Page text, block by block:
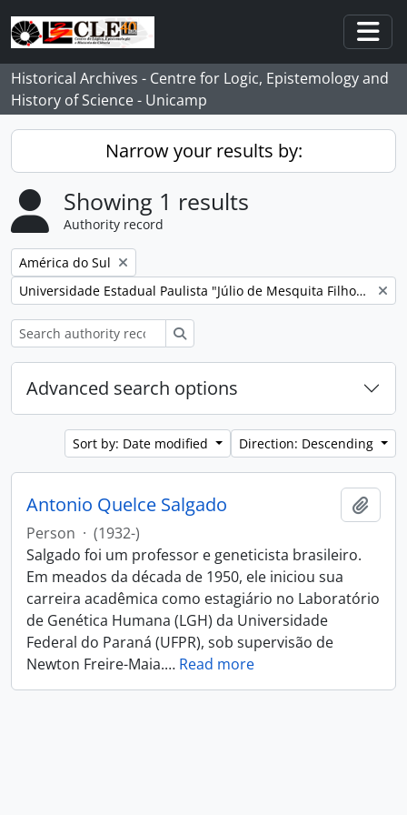
Skip to main content
Historical Archives - Centre for Logic, Epistemology and
History of Science - Unicamp
Narrow your results by:
Showing 1 results
Authority record
Remove filter:
América do Sul
Remove filter:
Universidade Estadual Paulista "Júlio de Mesquita Filho" (Unesp)
Advanced search options
Sort by: Date modified Direction: Descending
Antonio Quelce Salgado
Person · (1932-)
Salgado foi um professor e geneticista brasileiro.
Em meados da década de 1950, ele iniciou sua
carreira acadêmica como estagiário no Laboratório
de Genética Humana (LGH) da Universidade
Federal do Paraná (UFPR), sob supervisão de
Newton Freire-Maia.… Read more